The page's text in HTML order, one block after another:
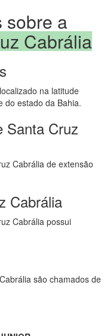
sobre a
Cabrália
na latitude
do estado da Bahia.
Santa Cruz
Cabrália de extensão
Cabrália
Cabrália possui
são chamados de